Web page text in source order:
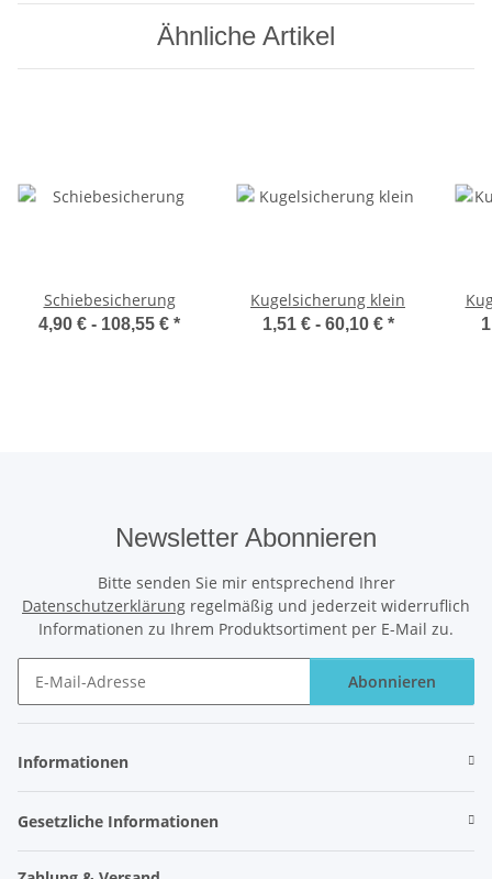
Ähnliche Artikel
Schiebesicherung
4,90 € - 108,55 € *
Kugelsicherung klein
1,51 € - 60,10 € *
Newsletter Abonnieren
Bitte senden Sie mir entsprechend Ihrer
Datenschutzerklärung regelmäßig und jederzeit widerruflich
Informationen zu Ihrem Produktsortiment per E-Mail zu.
Abonnieren
Informationen
Gesetzliche Informationen